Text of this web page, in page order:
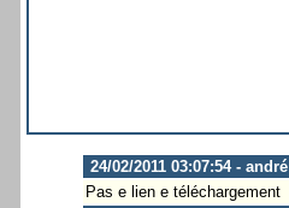
24/02/2011 03:07:54 - andré
Pas e lien e téléchargement